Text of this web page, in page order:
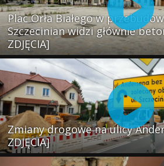
Plac Orła Białego w
Szczecinian widzi głównie
ZDJĘCIA]
Zmiany drogowe na ulicy
ZDJĘCIA]